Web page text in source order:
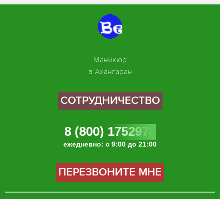
Маникюр
в Ахангаран
СОТРУДНИЧЕСТВО
8 (800) 1752978
ежедневно: с 9:00 до 21:00
ПЕРЕЗВОНИТЕ МНЕ